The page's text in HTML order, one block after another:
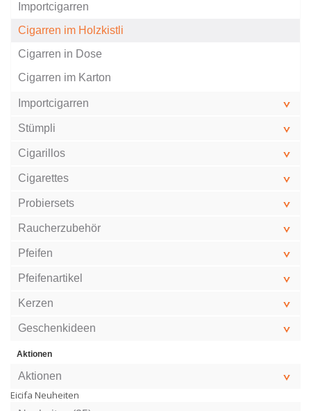
Importcigarren
Cigarren im Holzkistli
Cigarren in Dose
Cigarren im Karton
Importcigarren
Stümpli
Cigarillos
Cigarettes
Probiersets
Raucherzubehör
Pfeifen
Pfeifenartikel
Kerzen
Geschenkideen
Aktionen
Aktionen
Eicifa Neuheiten